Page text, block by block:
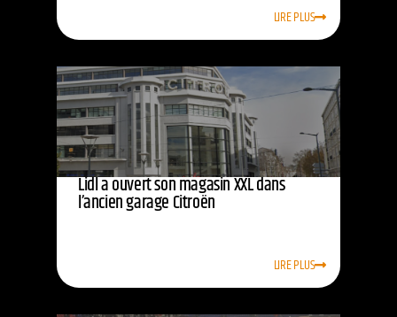
LIRE PLUS
Lidl a ouvert son magasin XXL dans
l’ancien garage Citroën
LIRE PLUS